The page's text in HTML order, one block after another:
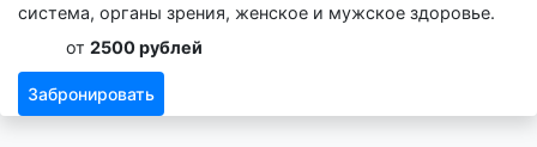
система, органы зрения, женское и мужское здоровье.
от 2500 рублей
Забронировать